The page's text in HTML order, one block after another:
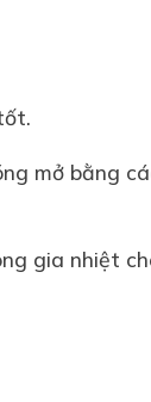
mở bằng
gia nhiệt